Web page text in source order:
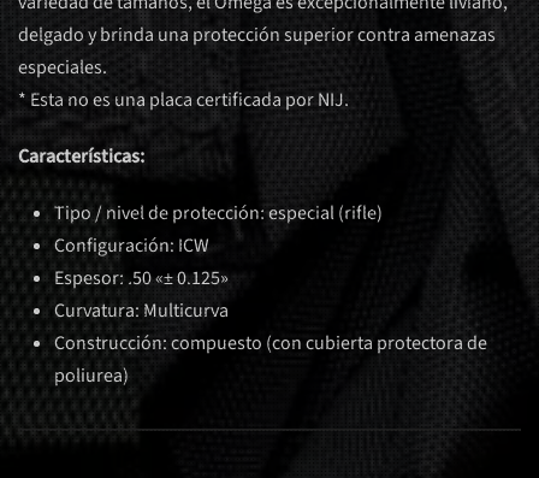
delgado y brinda una protección superior contra amenazas
especiales.
* Esta no es una placa certificada por NIJ.
Características:
Tipo / nivel de protección: especial (rifle)
Configuración: ICW
Espesor: .50 «± 0.125»
Curvatura: Multicurva
Construcción: compuesto (con cubierta protectora de
poliurea)